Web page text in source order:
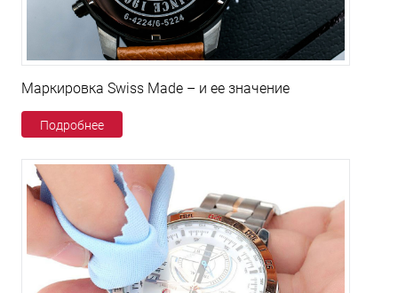
Маркировка Swiss Made – и ее значение
Подробнее